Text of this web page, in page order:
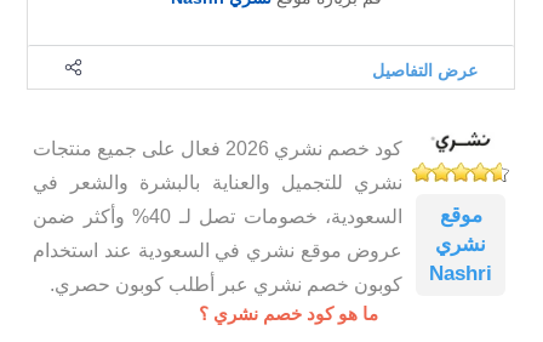
عرض التفاصيل
موقع
نشري
Nashri
كود خصم نشري 2026 فعال على جميع منتجات
نشري للتجميل والعناية بالبشرة والشعر في
السعودية، خصومات تصل لـ 40% وأكثر ضمن
عروض موقع نشري في السعودية عند استخدام
كوبون خصم نشري عبر أطلب كوبون حصري.
ما هو كود خصم نشري ؟